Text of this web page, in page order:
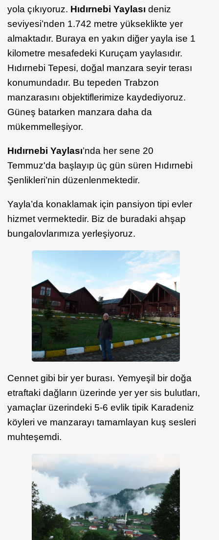
yola çıkıyoruz. Hıdırnebi Yaylası deniz
seviyesi’nden 1.742 metre yükseklikte yer
almaktadır. Buraya en yakın diğer yayla ise 1
kilometre mesafedeki Kuruçam yaylasıdır.
Hıdırnebi Tepesi, doğal manzara seyir terası
konumundadır. Bu tepeden Trabzon
manzarasını objektiflerimize kaydediyoruz.
Güneş batarken manzara daha da
mükemmelleşiyor.
Hıdırnebi Yaylası’nda her sene 20
Temmuz'da başlayıp üç gün süren Hıdırnebi
Şenlikleri’nin düzenlenmektedir.
Yayla’da konaklamak için pansiyon tipi evler
hizmet vermektedir. Biz de buradaki ahşap
bungalovlarımıza yerleşiyoruz.
Cennet gibi bir yer burası. Yemyeşil bir doğa
etraftaki dağların üzerinde yer yer sis bulutları,
yamaçlar üzerindeki 5-6 evlik tipik Karadeniz
köyleri ve manzarayı tamamlayan kuş sesleri
muhteşemdi.